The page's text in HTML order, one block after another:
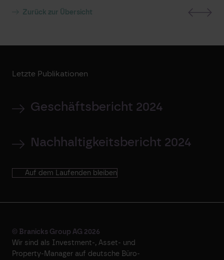
Zurück zur Übersicht
Letzte Publikationen
Geschäftsbericht 2024
Nachhaltigkeitsbericht 2024
Auf dem Laufenden bleiben
© Branicks Group AG 2026
Wir sind als ­Investment-, ­Asset- und
­Property-Manager auf deutsche ­Büro-